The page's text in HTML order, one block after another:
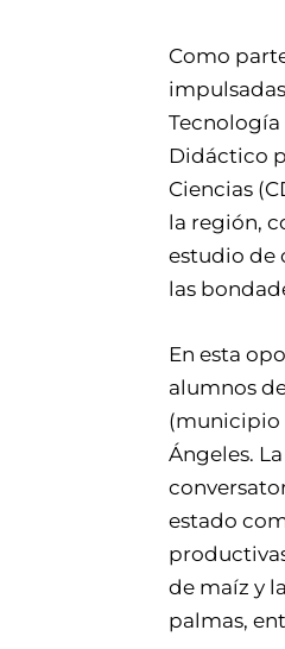
Como
Tecnología
Didáctico
Ciencias
la región,
estudio de
las
En esta
alumnos
(municipio
Ángeles.
estado
de maíz y
palmas,